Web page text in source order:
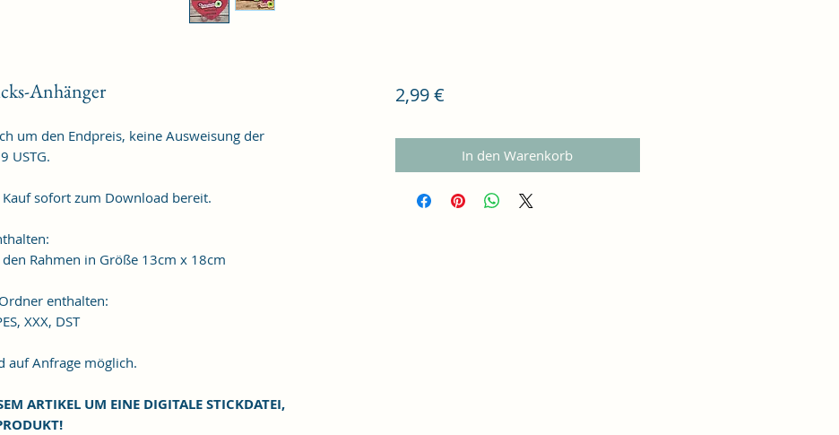
Anhänger
um den Endpreis, keine Ausweisung der
USTG.
sofort zum Download bereit.
Rahmen in Größe 13cm x 18cm
enthalten:
XXX, DST
Anfrage möglich.
ARTIKEL UM EINE DIGITALE STICKDATEI,
2,99 €Preis
In den Warenkorb